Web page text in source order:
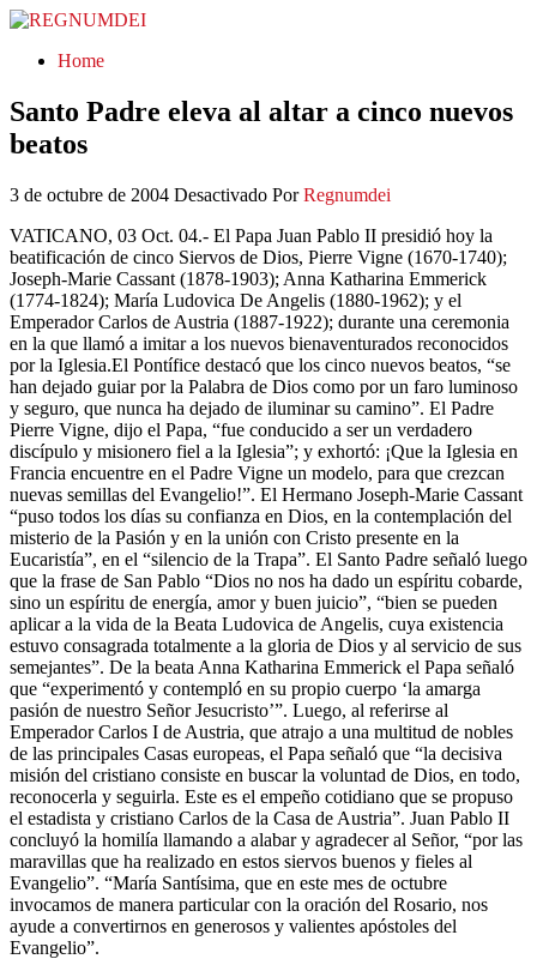
REGNUMDEI
Home
Santo Padre eleva al altar a cinco nuevos
beatos
3 de octubre de 2004 Desactivado Por Regnumdei
VATICANO, 03 Oct. 04.- El Papa Juan Pablo II presidió hoy la
beatificación de cinco Siervos de Dios, Pierre Vigne (1670-1740);
Joseph-Marie Cassant (1878-1903); Anna Katharina Emmerick
(1774-1824); María Ludovica De Angelis (1880-1962); y el
Emperador Carlos de Austria (1887-1922); durante una ceremonia
en la que llamó a imitar a los nuevos bienaventurados reconocidos
por la Iglesia.El Pontífice destacó que los cinco nuevos beatos, “se
han dejado guiar por la Palabra de Dios como por un faro luminoso
y seguro, que nunca ha dejado de iluminar su camino”. El Padre
Pierre Vigne, dijo el Papa, “fue conducido a ser un verdadero
discípulo y misionero fiel a la Iglesia”; y exhortó: ¡Que la Iglesia en
Francia encuentre en el Padre Vigne un modelo, para que crezcan
nuevas semillas del Evangelio!”. El Hermano Joseph-Marie Cassant
“puso todos los días su confianza en Dios, en la contemplación del
misterio de la Pasión y en la unión con Cristo presente en la
Eucaristía”, en el “silencio de la Trapa”. El Santo Padre señaló luego
que la frase de San Pablo “Dios no nos ha dado un espíritu cobarde,
sino un espíritu de energía, amor y buen juicio”, “bien se pueden
aplicar a la vida de la Beata Ludovica de Angelis, cuya existencia
estuvo consagrada totalmente a la gloria de Dios y al servicio de sus
semejantes”. De la beata Anna Katharina Emmerick el Papa señaló
que “experimentó y contempló en su propio cuerpo ‘la amarga
pasión de nuestro Señor Jesucristo’”. Luego, al referirse al
Emperador Carlos I de Austria, que atrajo a una multitud de nobles
de las principales Casas europeas, el Papa señaló que “la decisiva
misión del cristiano consiste en buscar la voluntad de Dios, en todo,
reconocerla y seguirla. Este es el empeño cotidiano que se propuso
el estadista y cristiano Carlos de la Casa de Austria”. Juan Pablo II
concluyó la homilía llamando a alabar y agradecer al Señor, “por las
maravillas que ha realizado en estos siervos buenos y fieles al
Evangelio”. “María Santísima, que en este mes de octubre
invocamos de manera particular con la oración del Rosario, nos
ayude a convertirnos en generosos y valientes apóstoles del
Evangelio”.